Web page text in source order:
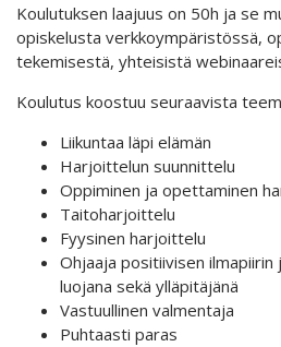
Koulutuksen laajuus on 50h ja se
opiskelusta verkkoympäristössä,
tekemisestä, yhteisistä
Koulutus koostuu seuraavista
Liikuntaa läpi elämän
Harjoittelun suunnittelu
Oppiminen ja opettaminen
Taitoharjoittelu
Fyysinen harjoittelu
Ohjaaja positiivisen ilmapiirin
luojana sekä ylläpitäjänä
Vastuullinen valmentaja
Puhtaasti paras